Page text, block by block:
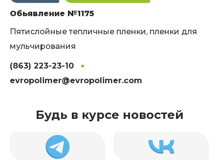
Обьявление №1175
Пятислойные тепличные пленки, пленки для
мульчирования
(863) 223-23-10
evropolimer@evropolimer.com
Будь в курсе новостей